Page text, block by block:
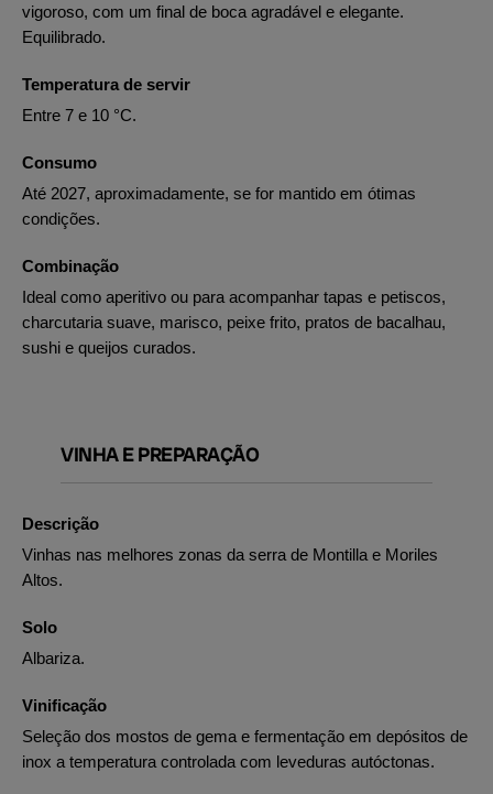
vigoroso, com um final de boca agradável e elegante.
Equilibrado.
Temperatura de servir
Entre 7 e 10 °C.
Consumo
Até 2027, aproximadamente, se for mantido em ótimas
condições.
Combinação
Ideal como aperitivo ou para acompanhar tapas e petiscos,
charcutaria suave, marisco, peixe frito, pratos de bacalhau,
sushi e queijos curados.
VINHA E PREPARAÇÃO
Descrição
Vinhas nas melhores zonas da serra de Montilla e Moriles
Altos.
Solo
Albariza.
Vinificação
Seleção dos mostos de gema e fermentação em depósitos de
inox a temperatura controlada com leveduras autóctonas.